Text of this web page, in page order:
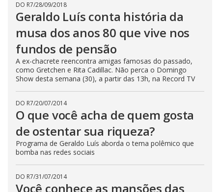
DO R7/28/09/2018
Geraldo Luís conta história da
musa dos anos 80 que vive nos
fundos de pensão
A ex-chacrete reencontra amigas famosas do passado,
como Gretchen e Rita Cadillac. Não perca o Domingo
Show desta semana (30), a partir das 13h, na Record TV
DO R7/20/07/2014
O que você acha de quem gosta
de ostentar sua riqueza?
Programa de Geraldo Luís aborda o tema polêmico que
bomba nas redes sociais
DO R7/31/07/2014
Você conhece as mansões das